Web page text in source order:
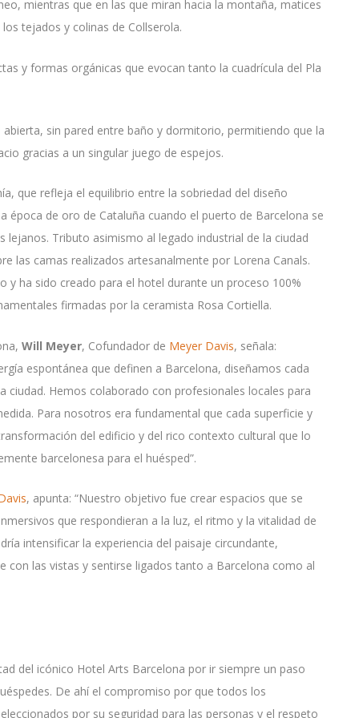
mientras que en las que miran hacia la montaña, matices
tejados y colinas de Collserola.
y formas orgánicas que evocan tanto la cuadrícula del Pla
sin pared entre baño y dormitorio, permitiendo que la
gracias a un singular juego de espejos.
que refleja el equilibrio entre la sobriedad del diseño
de oro de Cataluña cuando el puerto de Barcelona se
lejanos. Tributo asimismo al legado industrial de la ciudad
las camas realizados artesanalmente por Lorena Canals.
y ha sido creado para el hotel durante un proceso 100%
firmadas por la ceramista Rosa Cortiella.
Will Meyer, Cofundador de Meyer Davis, señala:
espontánea que definen a Barcelona, diseñamos cada
Hemos colaborado con profesionales locales para
Para nosotros era fundamental que cada superficie y
del edificio y del rico contexto cultural que lo
barcelonesa para el huésped”.
, apunta: “Nuestro objetivo fue crear espacios que se
que respondieran a la luz, el ritmo y la vitalidad de
intensificar la experiencia del paisaje circundante,
con las vistas y sentirse ligados tanto a Barcelona como al
del icónico Hotel Arts Barcelona por ir siempre un paso
De ahí el compromiso por que todos los
por su seguridad para las personas y el respeto